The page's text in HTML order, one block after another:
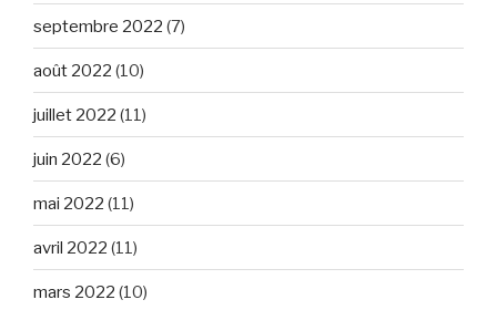
septembre 2022 (7)
août 2022 (10)
juillet 2022 (11)
juin 2022 (6)
mai 2022 (11)
avril 2022 (11)
mars 2022 (10)